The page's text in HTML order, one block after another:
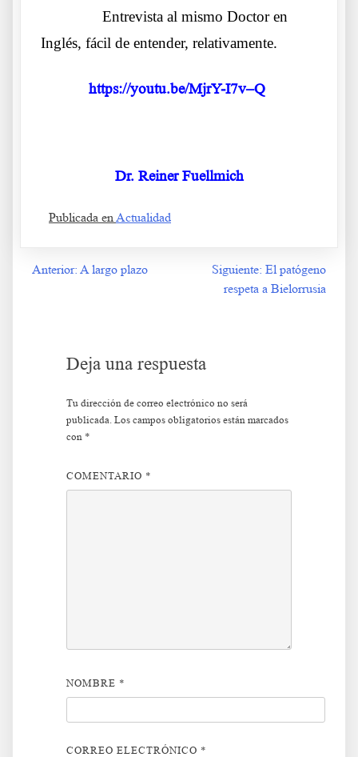
Entrevista al mismo Doctor en
Inglés, fácil de entender, relativamente.
https://youtu.be/MjrY-I7v–Q
Dr. Reiner Fuellmich
Publicada en Actualidad
Navegación
Anterior: A largo plazo Siguiente: El patógeno
respeta a Bielorrusia
Deja una respuesta
Tu dirección de correo electrónico no será
publicada. Los campos obligatorios están marcados
con *
COMENTARIO *
NOMBRE *
CORREO ELECTRÓNICO *